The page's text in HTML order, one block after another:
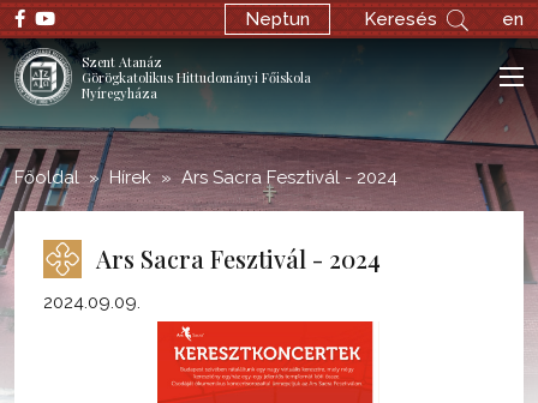
; Neptun Keresés en
Szent Atanáz
Görögkatolikus Hittudományi Főiskola
Nyíregyháza
Főoldal Hírek Ars Sacra Fesztivál - 2024
Ars Sacra Fesztivál - 2024
2024.09.09.